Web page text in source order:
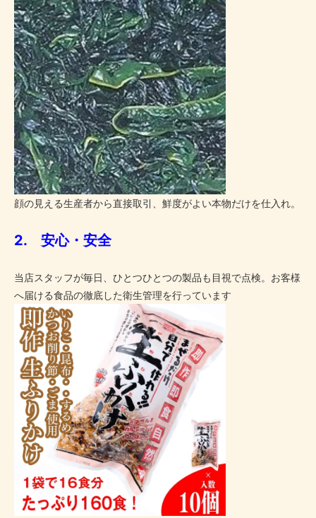
顔の見える生産者から直接取引、鮮度がよい本物だけを仕入れ。
2. 安心・安全
当店スタッフが毎日、ひとつひとつの製品も目視で点検。お客様
へ届ける食品の徹底した衛生管理を行っています